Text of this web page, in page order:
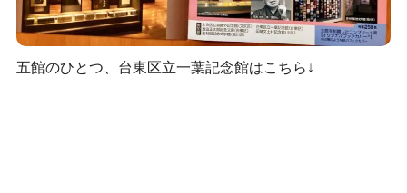
五館のひとつ、台東区立一葉記念館はこちら↓